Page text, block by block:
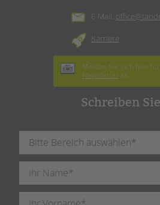
E-Mail:
Karriere
Melden Sie sich hier
Newsletter an.
Schreiben